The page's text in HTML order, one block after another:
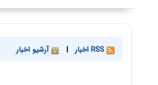
| آرشیو اخبار